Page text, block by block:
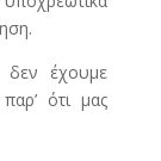
δεν έχουμε
ότι μας